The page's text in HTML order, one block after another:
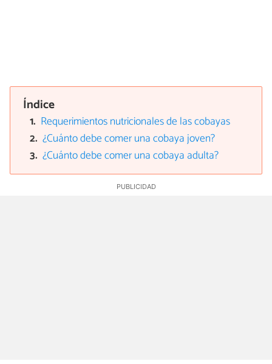
Índice
Requerimientos nutricionales de las cobayas
¿Cuánto debe comer una cobaya joven?
¿Cuánto debe comer una cobaya adulta?